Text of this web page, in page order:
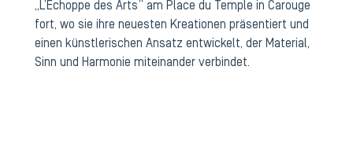
„L’Échoppe des Arts” am Place du Temple in Carouge
fort, wo sie ihre neuesten Kreationen präsentiert und
einen künstlerischen Ansatz entwickelt, der Material,
Sinn und Harmonie miteinander verbindet.